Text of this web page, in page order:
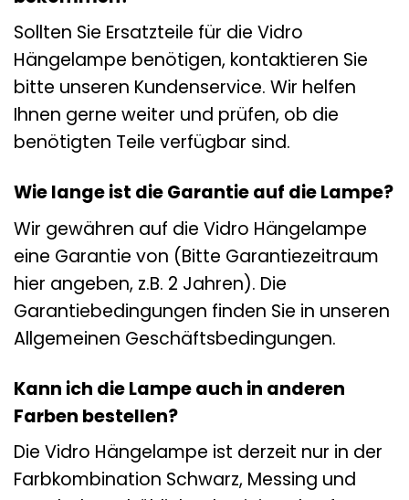
Sollten Sie Ersatzteile für die Vidro
Hängelampe benötigen, kontaktieren Sie
bitte unseren Kundenservice. Wir helfen
Ihnen gerne weiter und prüfen, ob die
benötigten Teile verfügbar sind.
Wie lange ist die Garantie auf die Lampe?
Wir gewähren auf die Vidro Hängelampe
eine Garantie von (Bitte Garantiezeitraum
hier angeben, z.B. 2 Jahren). Die
Garantiebedingungen finden Sie in unseren
Allgemeinen Geschäftsbedingungen.
Kann ich die Lampe auch in anderen
Farben bestellen?
Die Vidro Hängelampe ist derzeit nur in der
Farbkombination Schwarz, Messing und